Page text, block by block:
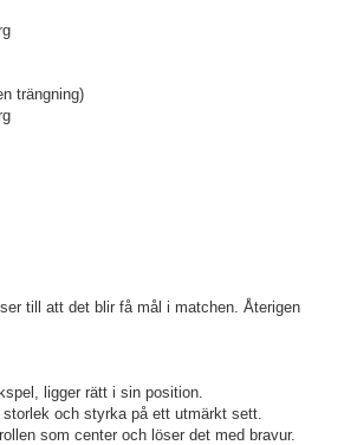
trängning)
till att det blir få mål i matchen. Återigen
ligger rätt i sin position.
och styrka på ett utmärkt sett.
som center och löser det med bravur.